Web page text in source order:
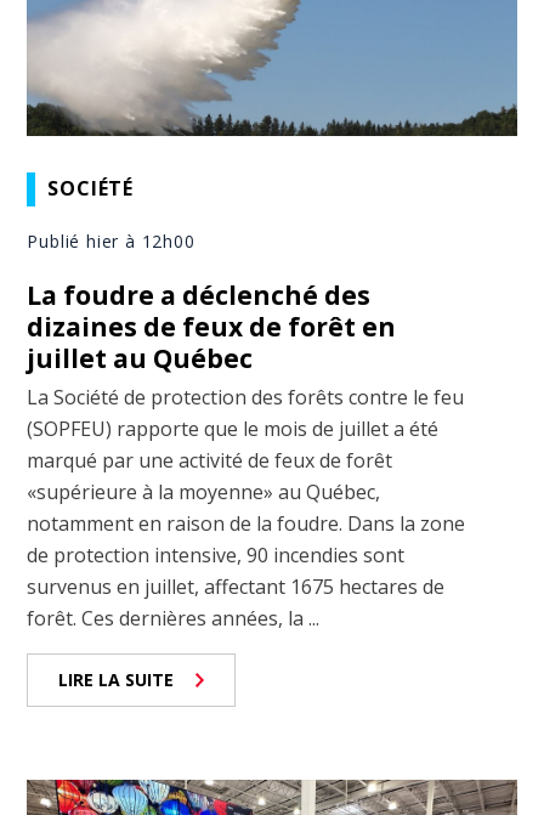
SOCIÉTÉ
Publié hier à 12h00
La foudre a déclenché des
dizaines de feux de forêt en
juillet au Québec
La Société de protection des forêts contre le feu
(SOPFEU) rapporte que le mois de juillet a été
marqué par une activité de feux de forêt
«supérieure à la moyenne» au Québec,
notamment en raison de la foudre. Dans la zone
de protection intensive, 90 incendies sont
survenus en juillet, affectant 1675 hectares de
forêt. Ces dernières années, la ...
LIRE LA SUITE